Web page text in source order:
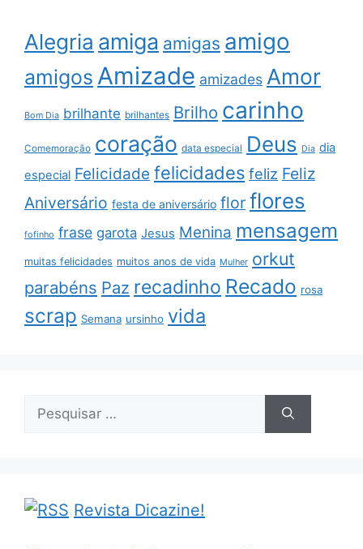
Alegria amiga amigas amigo
amigos Amizade amizades Amor
Bom Dia brilhante brilhantes Brilho carinho
Comemoração coração data especial Deus Dia dia
especial Felicidade felicidades feliz Feliz
Aniversário festa de aniversário flor flores
fofinho frase garota Jesus Menina mensagem
muitas felicidades muitos anos de vida Mulher orkut
parabéns Paz recadinho Recado rosa
scrap Semana ursinho vida
por:
Revista Dicazine!